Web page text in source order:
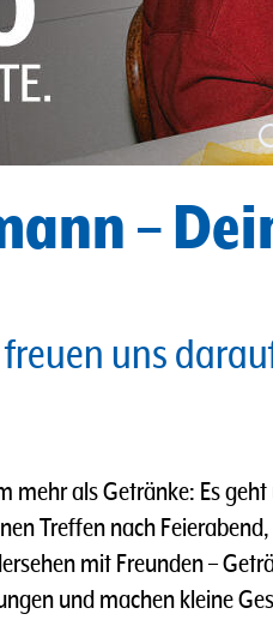
–
uns
mehr als Getränke: Es
Treffen nach
mit Freunden –
und machen kleine